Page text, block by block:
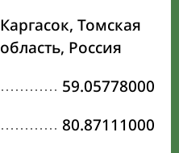
Каргасок, Томская
область, Россия
59.05778000
80.87111000